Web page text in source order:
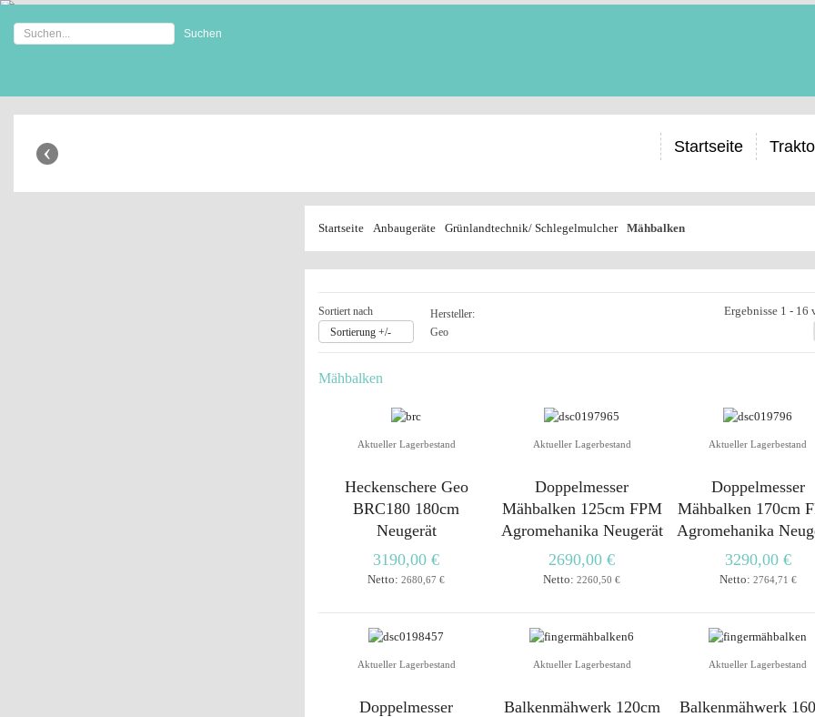
Startseite
‹
Startseite Anbaugeräte Grünlandtechnik/ Schlegelmulcher Mähbalken
Sortiert nach
Sortierung +/-
Hersteller:
Geo
Ergebnisse 1 - 16
Mähbalken
Aktueller Lagerbestand
Heckenschere Geo
BRC180 180cm
Neugerät
3190,00 €
Netto:2680,67 €
Aktueller Lagerbestand
Doppelmesser
Mähbalken 125cm FPM
Agromehanika Neugerät
2690,00 €
Netto:2260,50 €
Aktueller Lagerbestand
Doppelmesser
Mähbalken 170cm
Agromehanika
3290,00 €
Netto: 2764,71 €
Aktueller Lagerbestand
Doppelmesser
Aktueller Lagerbestand
Balkenmähwerk 120cm
Aktueller Lagerbestand
Balkenmähwerk